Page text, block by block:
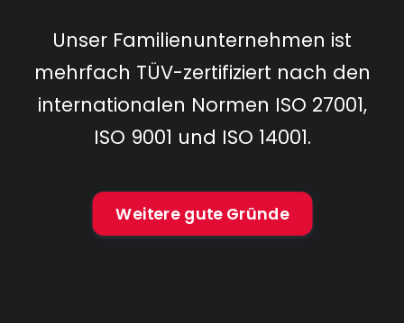
Unser Familienunternehmen ist
mehrfach TÜV-zertifiziert nach den
internationalen Normen ISO 27001,
ISO 9001 und ISO 14001.
Weitere gute Gründe